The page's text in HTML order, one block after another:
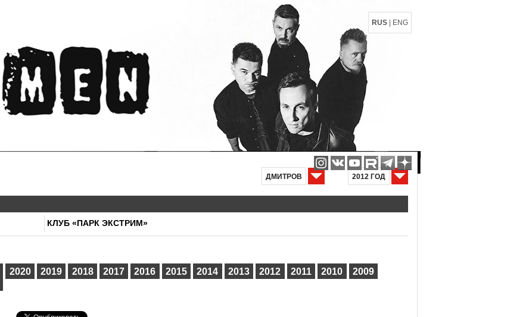
RUS ENG
2012 ГОД
ДМИТРОВ
КЛУБ «ПАРК ЭКСТРИМ»
2020 2019 2018 2017 2016 2015 2014 2013 2012 2011 2010
2009